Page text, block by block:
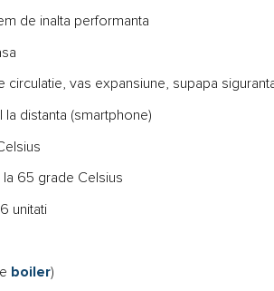
de inalta performanta
vas expansiune, supapa
la distanta (smartphone)
65 grade Celsius
unitati
boiler)